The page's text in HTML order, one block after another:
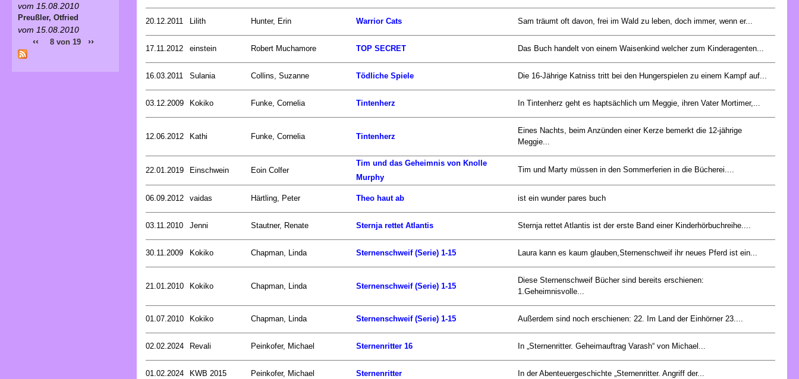
20.12.2011 Lilith Hunter, Erin Warrior Cats Sam träumt oft davon, frei im Wald zu leben, doch immer, wenn er...
17.11.2012 einstein Robert Muchamore TOP SECRET Das Buch handelt von einem Waisenkind welcher zum Kinderagenten...
16.03.2011 Sulania Collins, Suzanne Tödliche Spiele Die 16-Jährige Katniss tritt bei den Hungerspielen zu einem Kampf auf...
03.12.2009 Kokiko Funke, Cornelia Tintenherz In Tintenherz geht es haptsächlich um Meggie, ihren Vater Mortimer,...
12.06.2012 Kathi Funke, Cornelia Tintenherz
Eines Nachts, beim Anzünden einer Kerze bemerkt die 12-jährige
Meggie...
22.01.2019 Einschwein Eoin Colfer
Tim und das Geheimnis von Knolle
Murphy
Tim und Marty müssen in den Sommerferien in die Bücherei....
06.09.2012 vaidas Härtling, Peter Theo haut ab ist ein wunder pares buch
03.11.2010 Jenni Stautner, Renate Sternja rettet Atlantis Sternja rettet Atlantis ist der erste Band einer Kinderhörbuchreihe....
30.11.2009 Kokiko Chapman, Linda Sternenschweif (Serie) 1-15 Laura kann es kaum glauben,Sternenschweif ihr neues Pferd ist ein...
21.01.2010 Kokiko Chapman, Linda Sternenschweif (Serie) 1-15
Diese Sternenschweif Bücher sind bereits erschienen:
1.Geheimnisvolle...
01.07.2010 Kokiko Chapman, Linda Sternenschweif (Serie) 1-15 Außerdem sind noch erschienen: 22. Im Land der Einhörner 23....
02.02.2024 Revali Peinkofer, Michael Sternenritter 16 In „Sternenritter. Geheimauftrag Varash“ von Michael...
01.02.2024 KWB 2015 Peinkofer, Michael Sternenritter In der Abenteuergeschichte „Sternenritter. Angriff der...
vom 15.08.2010
Preußler, Otfried
vom 15.08.2010
‹‹ 8 von 19 ››